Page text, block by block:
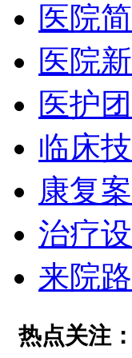
医院
医院
医护
临床
康复
治疗
来院
热点关注：